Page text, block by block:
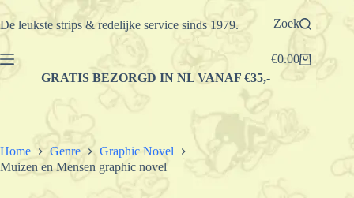
Ga
naar
De leukste strips & redelijke service sinds 1979. Zoek
Winkelwagen
€0.00
GRATIS BEZORGD IN NL VANAF €35,-
Home Genre
Graphic Novel
Muizen en Mensen graphic novel